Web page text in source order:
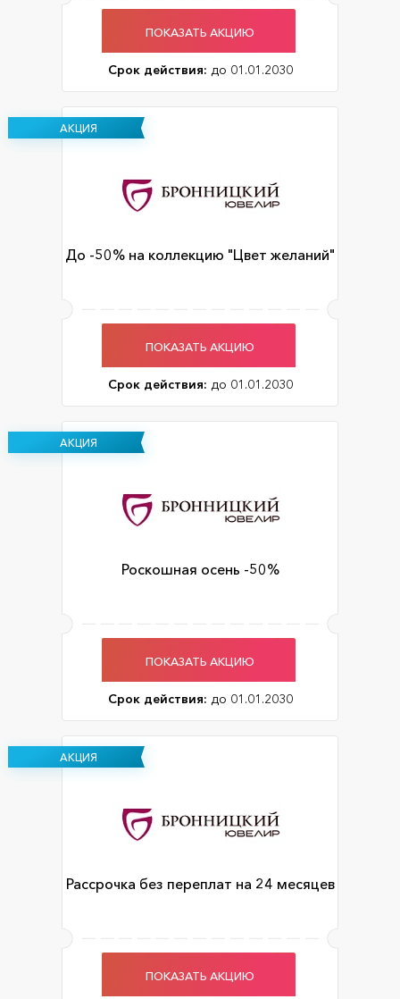
ПОКАЗАТЬ АКЦИЮ
Срок действия: до 01.01.2030
АКЦИЯ
До -50% на коллекцию "Цвет желаний"
ПОКАЗАТЬ АКЦИЮ
Срок действия: до 01.01.2030
АКЦИЯ
Роскошная осень -50%
ПОКАЗАТЬ АКЦИЮ
Срок действия: до 01.01.2030
АКЦИЯ
Рассрочка без переплат на 24 месяцев
ПОКАЗАТЬ АКЦИЮ